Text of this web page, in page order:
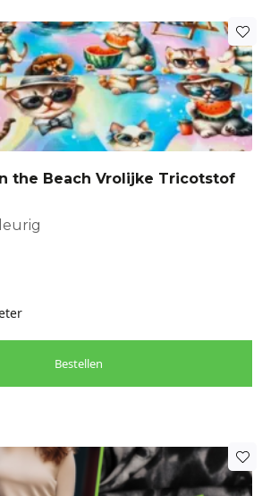
the Beach Vrolijke Tricotstof
Bestellen